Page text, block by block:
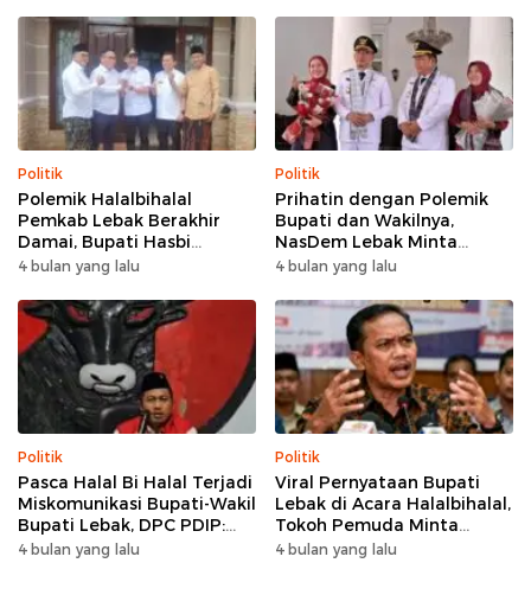
Politik
Polemik Halalbihalal
Pemkab Lebak Berakhir
Damai, Bupati Hasbi
Sambangi Kediaman
4 bulan yang lalu
Politik
Prihatin dengan Polemik
Bupati dan Wakilnya,
NasDem Lebak Minta
Saling Introspeksi
4 bulan yang lalu
Politik
Pasca Halal Bi Halal Terjadi
Miskomunikasi Bupati-Wakil
Bupati Lebak, DPC PDIP:
Kami Tetap Solid dan Akan
4 bulan yang lalu
Politik
Viral Pernyataan Bupati
Lebak di Acara Halalbihalal,
Tokoh Pemuda Minta
Bersatu hingga Usul
4 bulan yang lalu